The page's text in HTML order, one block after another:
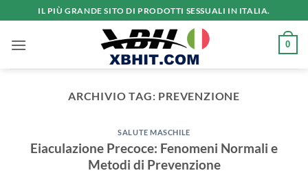
ai
contenuti
IL PIÙ GRANDE SITO DI PRODOTTI SESSUALI IN ITALIA.
0
ARCHIVIO TAG: PREVENZIONE
SALUTE MASCHILE
Eiaculazione Precoce: Fenomeni Normali e
Metodi di Prevenzione